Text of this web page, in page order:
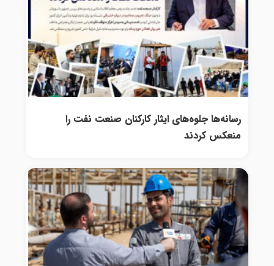
رسانه‌ها جلوه‌های ایثار کارکنان صنعت نفت را
منعکس کردند